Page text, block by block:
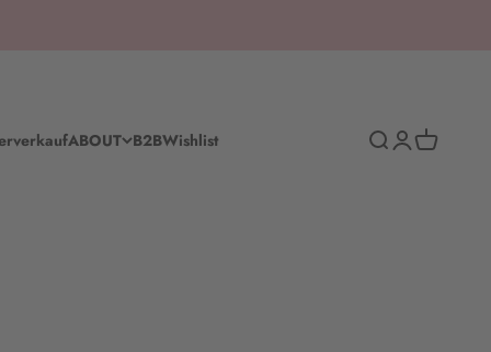
ABOUT B2BWishlist SucheAnmelden
Warenkorb